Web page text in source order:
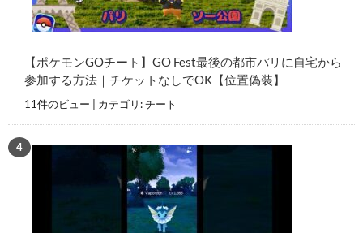
【ポケモンGOチート】GO Fest最後の都市パリに自宅から
参加する方法｜チケットなしでOK【位置偽装】
11件のビュー カテゴリ:チート